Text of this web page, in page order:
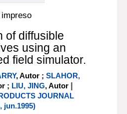
of diffusible
using an
field simulator.
, Autor ;SLAHOR,
; LIU, JING, Autor |
JOURNAL
jun.1995)